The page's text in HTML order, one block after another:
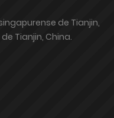
de Tianjin,
Tianjin, China.